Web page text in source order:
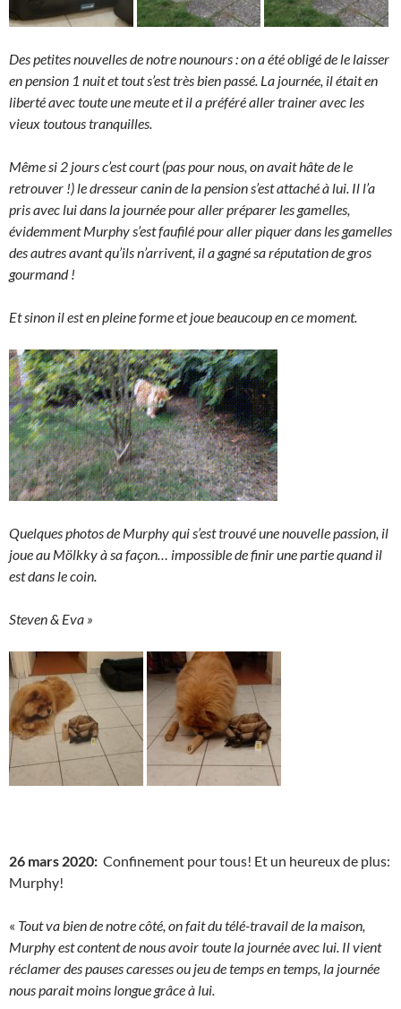
Des petites nouvelles de notre nounours : on a été obligé de le laisser
en pension 1 nuit et tout s’est très bien passé. La journée, il était en
liberté avec toute une meute et il a préféré aller trainer avec les
vieux toutous tranquilles.
Même si 2 jours c’est court (pas pour nous, on avait hâte de le
retrouver !) le dresseur canin de la pension s’est attaché à lui. Il l’a
pris avec lui dans la journée pour aller préparer les gamelles,
évidemment Murphy s’est faufilé pour aller piquer dans les gamelles
des autres avant qu’ils n’arrivent, il a gagné sa réputation de gros
gourmand !
Et sinon il est en pleine forme et joue beaucoup en ce moment.
Quelques photos de Murphy qui s’est trouvé une nouvelle passion, il
joue au Mölkky à sa façon… impossible de finir une partie quand il
est dans le coin.
Steven & Eva »
26 mars 2020: Confinement pour tous! Et un heureux de plus:
Murphy!
« Tout va bien de notre côté, on fait du télé-travail de la maison,
Murphy est content de nous avoir toute la journée avec lui. Il vient
réclamer des pauses caresses ou jeu de temps en temps, la journée
nous parait moins longue grâce à lui.